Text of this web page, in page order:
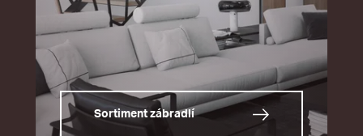
Sortiment zábradlí